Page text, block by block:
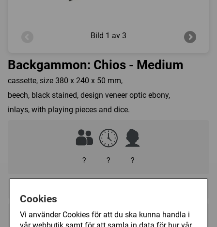
Cookies
Vi använder Cookies för att du ska kunna handla i
Bild 1 av 3
Backgammon: Chios - Medium
cassette, size 380 x 240 x 50 mm,
beech, black stained, design veneer optic ebony,
inlays, with playing pieces and dice.
? ? ?